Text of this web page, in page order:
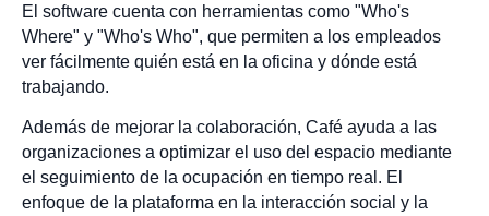
El software cuenta con herramientas como "Who's
Where" y "Who's Who", que permiten a los empleados
ver fácilmente quién está en la oficina y dónde está
trabajando.
Además de mejorar la colaboración, Café ayuda a las
organizaciones a optimizar el uso del espacio mediante
el seguimiento de la ocupación en tiempo real. El
enfoque de la plataforma en la interacción social y la